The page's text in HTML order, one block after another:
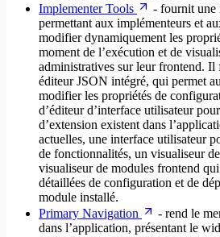
Implementer Tools
- fournit une
permettant aux implémenteurs et
modifier dynamiquement les
moment de l’exécution et de
administratives sur leur frontend. Il
éditeur JSON intégré, qui permet
modifier les propriétés de
d’éditeur d’interface utilisateur
d’extension existent dans
actuelles, une interface utilisateur
de fonctionnalités, un visualiseur
visualiseur de modules frontend
détaillées de configuration et de
module installé.
Primary Navigation
- rend le
dans l’application, présentant le